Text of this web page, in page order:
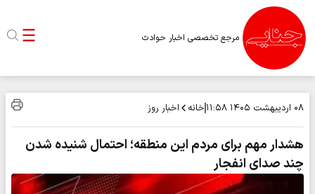
مرجع تخصصی اخبار حوادث
۰۸ اردیبهشت ۱۴۰۵ ۱۱:۵۸ خانه اخبار روز
هشدار مهم برای مردم این منطقه؛ احتمال شنیده شدن
چند صدای انفجار